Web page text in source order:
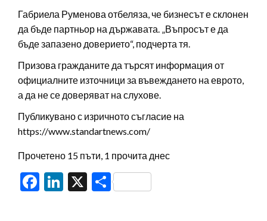
Габриела Руменова отбеляза, че бизнесът е склонен
да бъде партньор на държавата. „Въпросът е да
бъде запазено доверието“, подчерта тя.
Призова гражданите да търсят информация от
официалните източници за въвеждането на еврото,
а да не се доверяват на слухове.
Публикувано с изричното съгласие на
https://www.standartnews.com/
Прочетено 15 пъти, 1 прочита днес
Facebook
LinkedIn
X Share